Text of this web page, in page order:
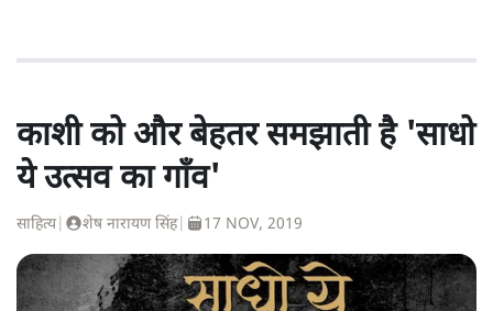
काशी को और बेहतर समझाती है 'साधो
ये उत्सव का गाँव'
साहित्य| शेष नारायण सिंह| 17 NOV, 2019